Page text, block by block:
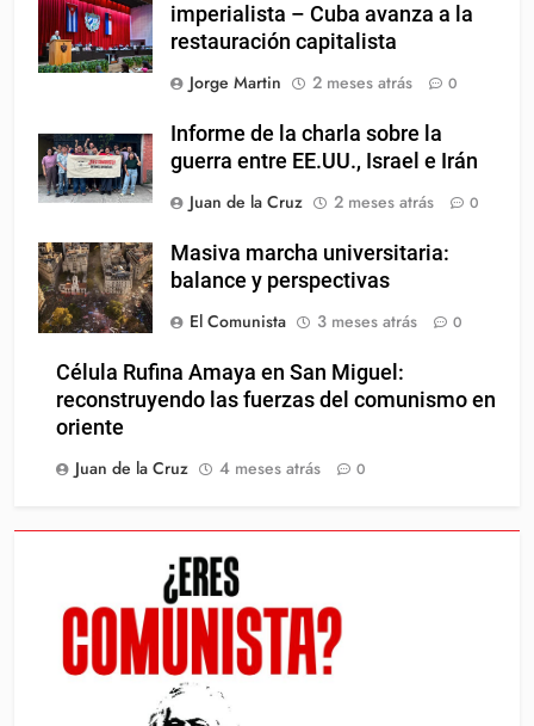
imperialista – Cuba avanza a la
restauración capitalista
Jorge Martin
2 meses atrás 0
Informe de la charla sobre la
guerra entre EE.UU., Israel e Irán
Juan de la Cruz
2 meses atrás 0
Masiva marcha universitaria:
balance y perspectivas
El Comunista
3 meses atrás 0
Célula Rufina Amaya en San Miguel:
reconstruyendo las fuerzas del comunismo en
oriente
Juan de la Cruz
4 meses atrás 0